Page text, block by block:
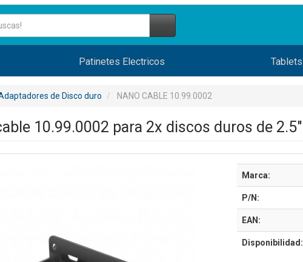
Patinetes Electricos Tablets
de Disco duro NANO CABLE 10.99.0002
10.99.0002 para 2x discos duros de 2.5"
Marca:
P/N:
EAN:
Disponibilidad: